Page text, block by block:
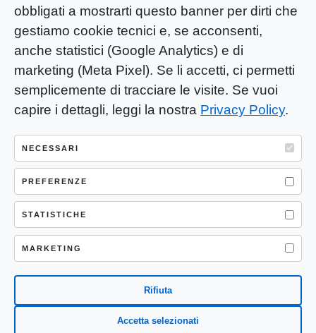
obbligati a mostrarti questo banner per dirti che
gestiamo cookie tecnici e, se acconsenti,
anche statistici (Google Analytics) e di
marketing (Meta Pixel). Se li accetti, ci permetti
semplicemente di tracciare le visite. Se vuoi
capire i dettagli, leggi la nostra Privacy Policy.
NECESSARI
PREFERENZE
STATISTICHE
MARKETING
Rifiuta
Accetta selezionati
YOU-ng Slow Journalism è una testata
giornalistica di proprietà di Mastino S.R.L.
Registrazione presso Trib. Santa Maria
Capua Vetere (CE) n° 900 del 31/01/2025 |
ISSN 3103-4683
P.IVA: 04755530617
Sede Legale: CASERTA – VIA LORENZO MARIA
NERONI 11 CAP 81100